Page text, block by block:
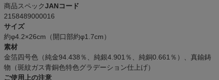
商品スペックJANコード
2158489000016
サイズ
約φ4.2×26cm（開口部約φ1.7cm）
素材
金箔四号色（純金94.438％、純銀4.901％、純銅0.661％）、真鍮鋳
物（斑紋ガス青銅色特色グラデーション仕上げ）
ご使用上の注意